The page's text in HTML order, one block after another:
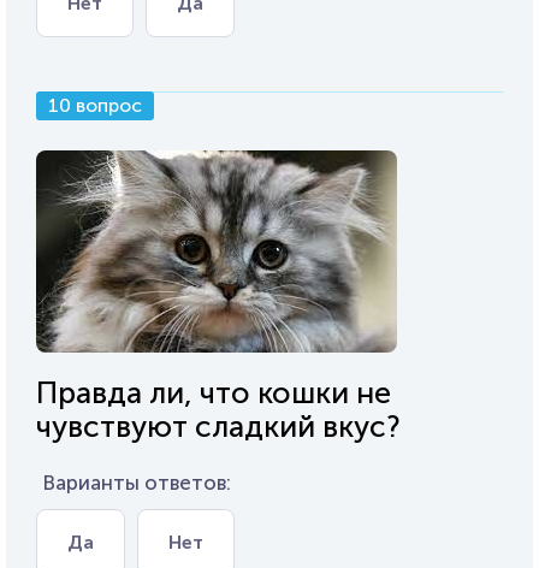
10 вопрос
Правда ли, что кошки не
чувствуют сладкий вкус?
Варианты ответов:
Да Нет